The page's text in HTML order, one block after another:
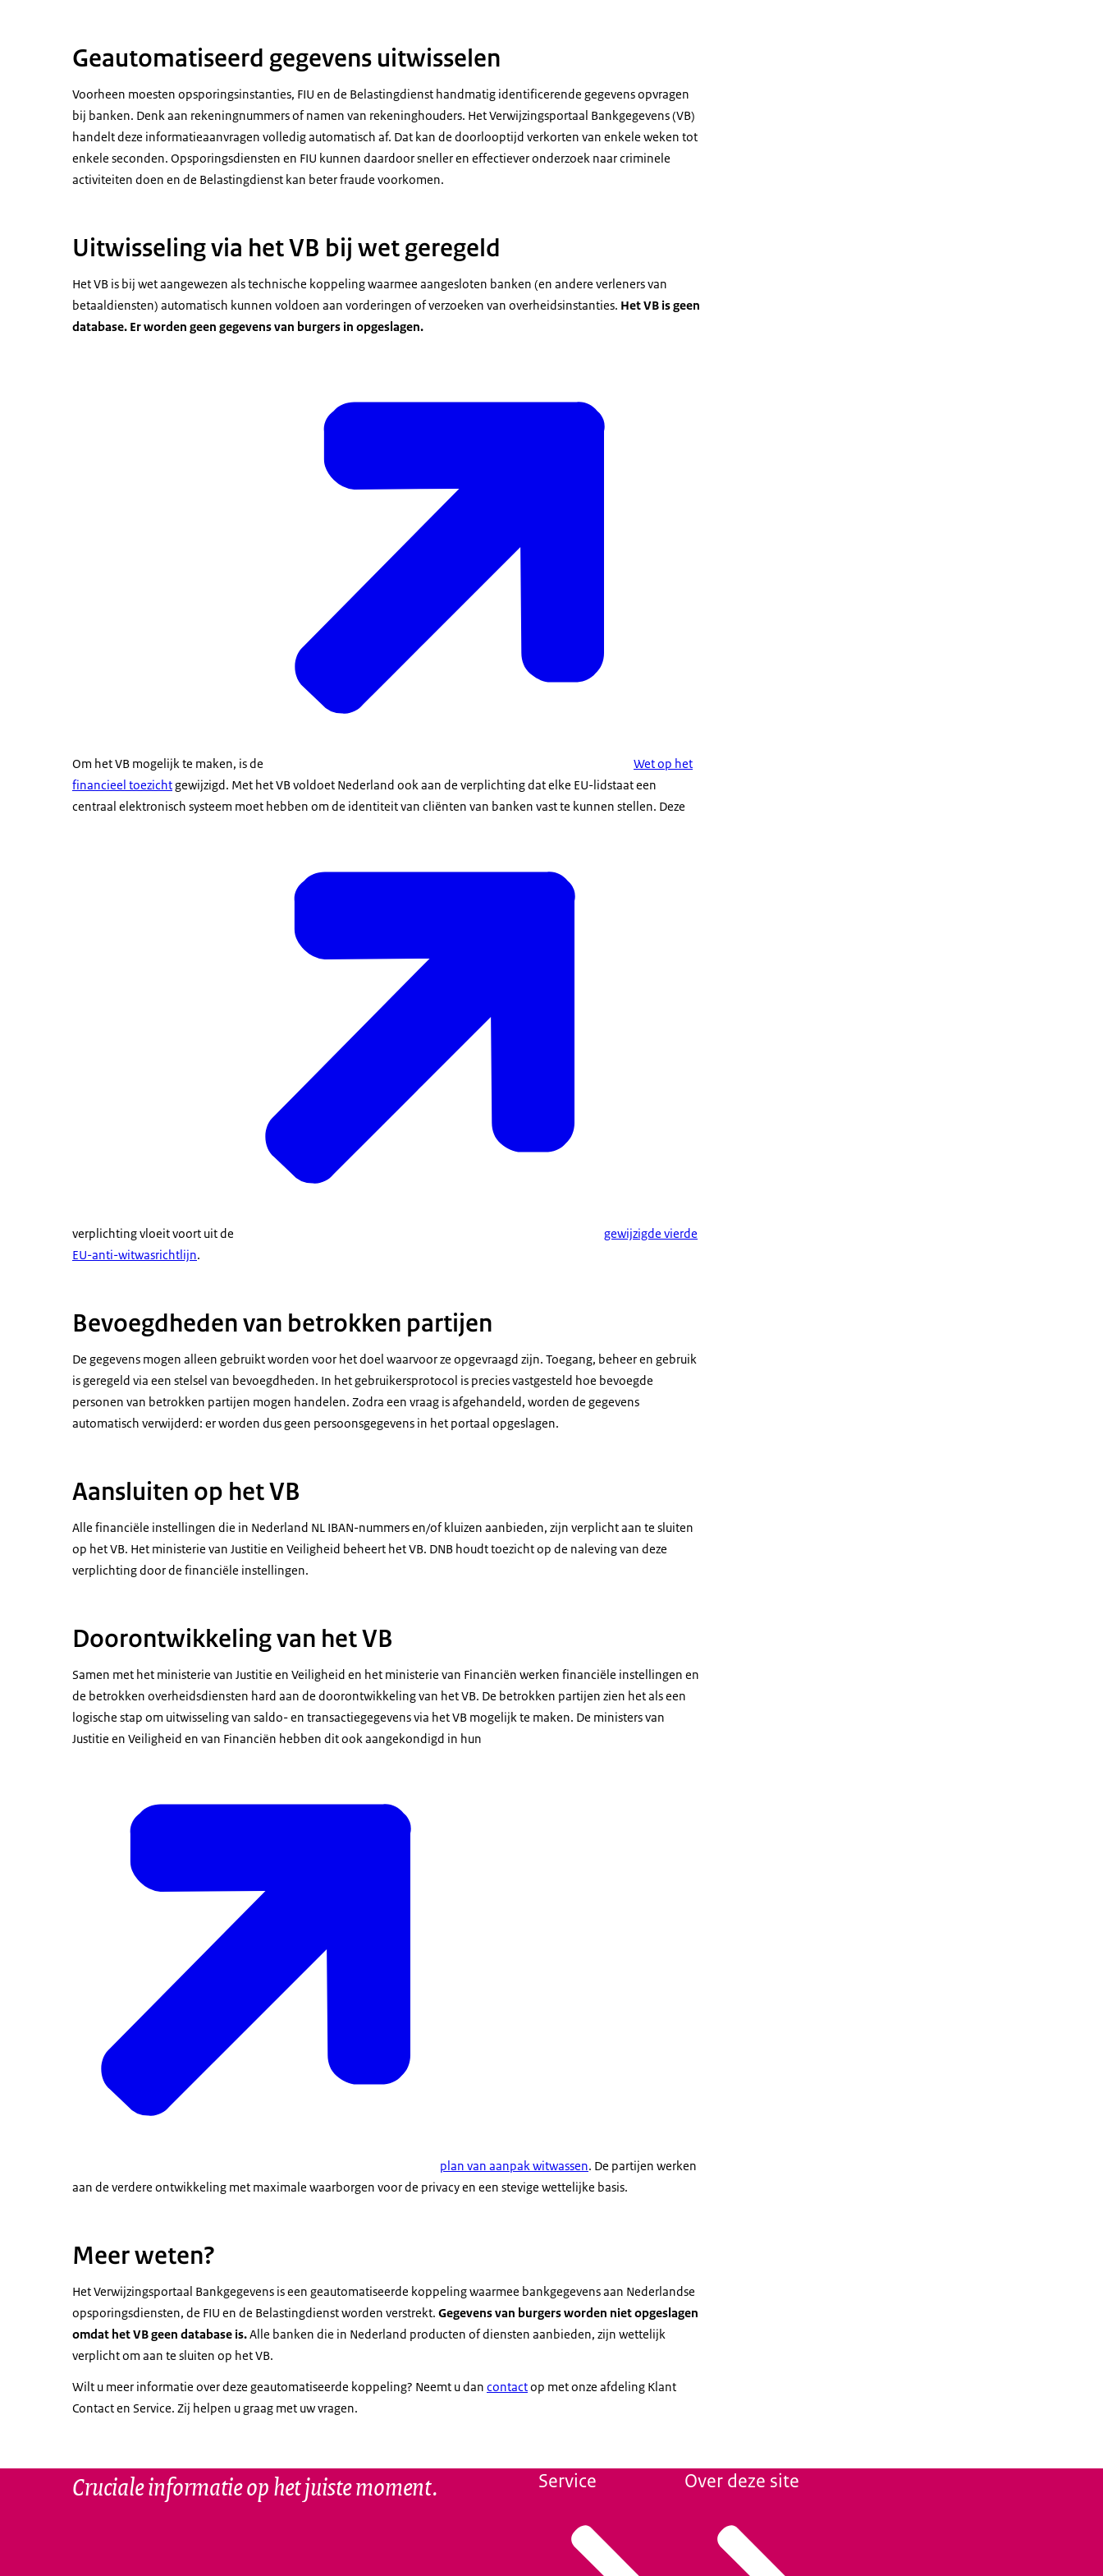
Geautomatiseerd gegevens uitwisselen
Voorheen moesten opsporingsinstanties, FIU en de Belastingdienst handmatig identificerende gegevens opvragen
bij banken. Denk aan rekeningnummers of namen van rekeninghouders. Het Verwijzingsportaal Bankgegevens (VB)
handelt deze informatieaanvragen volledig automatisch af. Dat kan de doorlooptijd verkorten van enkele weken tot
enkele seconden. Opsporingsdiensten en FIU kunnen daardoor sneller en effectiever onderzoek naar criminele
activiteiten doen en de Belastingdienst kan beter fraude voorkomen.
Uitwisseling via het VB bij wet geregeld
Het VB is bij wet aangewezen als technische koppeling waarmee aangesloten banken (en andere verleners van
betaaldiensten) automatisch kunnen voldoen aan vorderingen of verzoeken van overheidsinstanties. Het VB is geen
database. Er worden geen gegevens van burgers in opgeslagen.
Om het VB mogelijk te maken, is de
Wet op het
financieel toezichtgewijzigd. Met het VB voldoet Nederland ook aan de verplichting dat elke EU-lidstaat een
centraal elektronisch systeem moet hebben om de identiteit van cliënten van banken vast te kunnen stellen. Deze
verplichting vloeit voort uit de
gewijzigde vierde
EU-anti-witwasrichtlijn.
Bevoegdheden van betrokken partijen
De gegevens mogen alleen gebruikt worden voor het doel waarvoor ze opgevraagd zijn. Toegang, beheer en gebruik
is geregeld via een stelsel van bevoegdheden. In het gebruikersprotocol is precies vastgesteld hoe bevoegde
personen van betrokken partijen mogen handelen. Zodra een vraag is afgehandeld, worden de gegevens
automatisch verwijderd: er worden dus geen persoonsgegevens in het portaal opgeslagen.
Aansluiten op het VB
Alle financiële instellingen die in Nederland NL IBAN-nummers en/of kluizen aanbieden, zijn verplicht aan te sluiten
op het VB. Het ministerie van Justitie en Veiligheid beheert het VB. DNB houdt toezicht op de naleving van deze
verplichting door de financiële instellingen.
Doorontwikkeling van het VB
Samen met het ministerie van Justitie en Veiligheid en het ministerie van Financiën werken financiële instellingen en
de betrokken overheidsdiensten hard aan de doorontwikkeling van het VB. De betrokken partijen zien het als een
logische stap om uitwisseling van saldo- en transactiegegevens via het VB mogelijk te maken. De ministers van
Justitie en Veiligheid en van Financiën hebben dit ook aangekondigd in hun
plan van aanpak witwassen. De partijen werken
aan de verdere ontwikkeling met maximale waarborgen voor de privacy en een stevige wettelijke basis.
Meer weten?
Het Verwijzingsportaal Bankgegevens is een geautomatiseerde koppeling waarmee bankgegevens aan Nederlandse
opsporingsdiensten, de FIU en de Belastingdienst worden verstrekt. Gegevens van burgers worden niet opgeslagen
omdat het VB geen database is.Alle banken die in Nederland producten of diensten aanbieden, zijn wettelijk
verplicht om aan te sluiten op het VB.
Wilt u meer informatie over deze geautomatiseerde koppeling? Neemt u dan contactop met onze afdeling Klant
Contact en Service. Zij helpen u graag met uw vragen.
Cruciale informatie op het juiste moment. Service Over deze site